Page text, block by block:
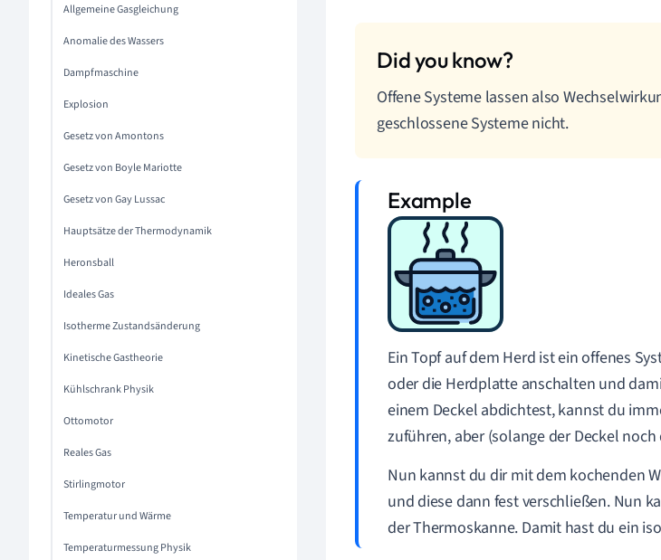
Allgemeine Gasgleichung
Anomalie des Wassers
Dampfmaschine
Explosion
Gesetz von Amontons
Gesetz von Boyle Mariotte
Gesetz von Gay Lussac
Hauptsätze der Thermodynamik
Heronsball
Ideales Gas
Isotherme Zustandsänderung
Kinetische Gastheorie
Kühlschrank Physik
Ottomotor
Reales Gas
Stirlingmotor
Temperatur und Wärme
Temperaturmessung Physik
Offene Systeme lassen also
geschlossene Systeme nicht.
Ein Topf auf dem Herd ist ein offenes
oder die Herdplatte anschalten und
einem Deckel abdichtest, kannst du
zuführen, aber (solange der Deckel
Nun kannst du dir mit dem kochenden
und diese dann fest verschließen. Nun
der Thermoskanne. Damit hast du ein